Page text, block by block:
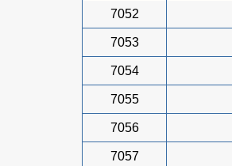
7052
7053
7054
7055
7056
7057